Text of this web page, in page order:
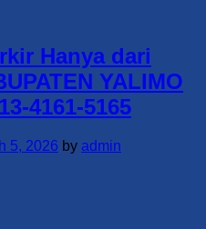
Hanya dari
YALIMO
4161-5165
5, 2026 by admin